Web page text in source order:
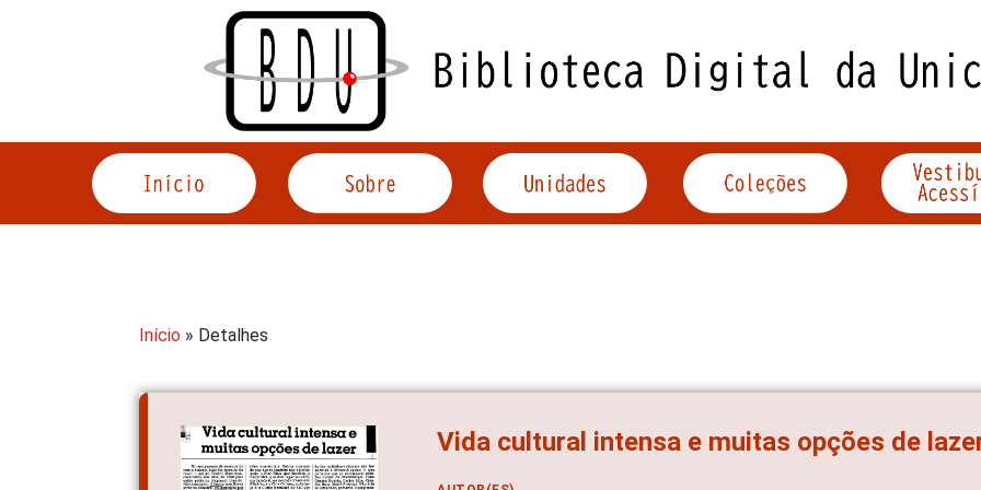
Início » Detalhes
Vida cultural intensa e muitas opções de